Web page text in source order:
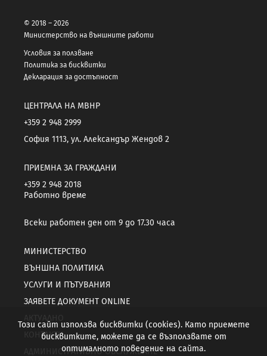
© 2018 – 2026
Министерство на външните работи
Условия за ползване
Политика за бисквитки
Декларация за достъпност
ЦЕНТРАЛА НА МВНР
+359 2 948 2999
София 1113, ул. Александър Жендов 2
ПРИЕМНА ЗА ГРАЖДАНИ
+359 2 948 2018
Работно време
Всеки работен ден от 9 до 17.30 часа
МИНИСТЕРСТВО
ВЪНШНА ПОЛИТИКА
УСЛУГИ И ПЪТУВАНИЯ
ЗАЯВЕТЕ ДОКУМЕНТ ONLINE
КОНТАКТИ
АДМИНИСТРАТИВНО ОБСЛУЖВАНЕ
Този сайт използва бисквитки (cookies). Като приемете
бисквитките, можете да се възползвате от
оптималното поведение на сайта.